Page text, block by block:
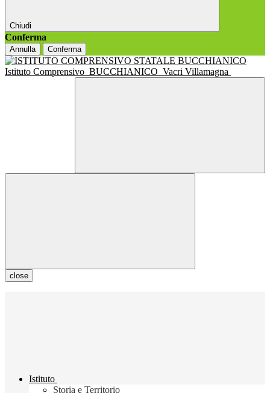
Chiudi
Conferma
Annulla Conferma
Istituto Comprensivo BUCCHIANICO Vacri Villamagna
close
Istituto
Storia e Territorio